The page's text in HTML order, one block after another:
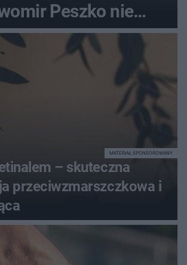
Peszko nie
słowa?
– skuteczna
przeciwzmarszczkowa i
MATERIAŁ SPONSOROWANY